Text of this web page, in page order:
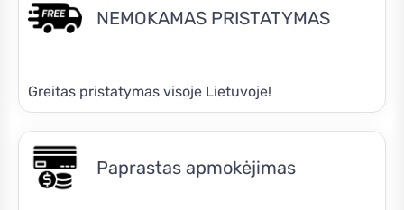
NEMOKAMAS PRISTATYMAS
Greitas pristatymas visoje Lietuvoje!
Paprastas apmokėjimas